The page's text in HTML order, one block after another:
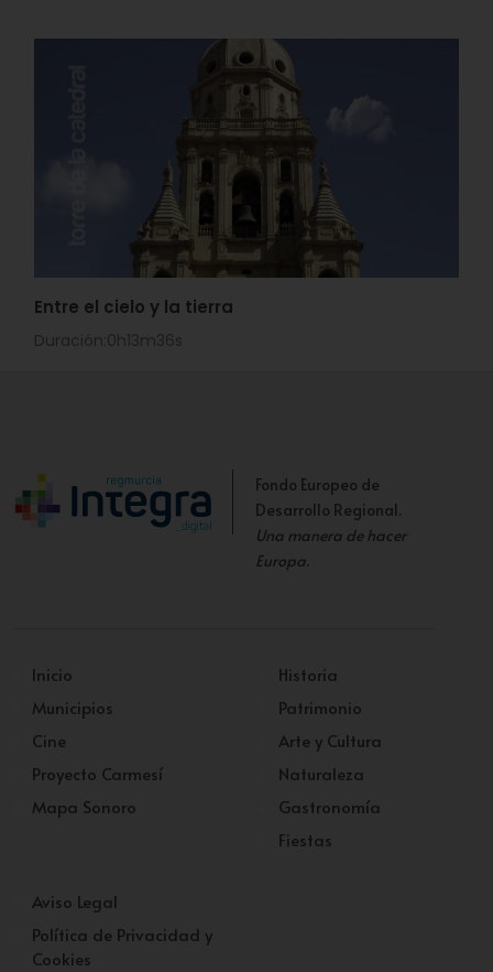
Entre el cielo y la tierra
Duración:0h13m36s
Fondo Europeo de
Desarrollo Regional.
Una manera de hacer
Europa.
Inicio
Municipios
Cine
Proyecto Carmesí
Mapa Sonoro
Historia
Patrimonio
Arte y Cultura
Naturaleza
Gastronomía
Fiestas
Aviso Legal
Política de Privacidad y
Cookies